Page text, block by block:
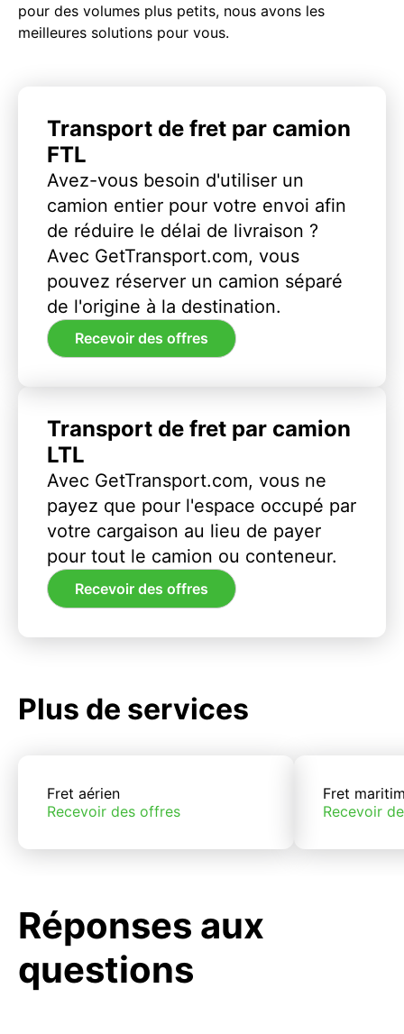
pour des volumes plus petits, nous avons les
meilleures solutions pour vous.
Transport de fret par camion
FTL
Avez-vous besoin d'utiliser un
camion entier pour votre envoi afin
de réduire le délai de livraison ?
Avec GetTransport.com, vous
pouvez réserver un camion séparé
de l'origine à la destination.
Recevoir des offres
Transport de fret par camion
LTL
Avec GetTransport.com, vous ne
payez que pour l'espace occupé par
votre cargaison au lieu de payer
pour tout le camion ou conteneur.
Recevoir des offres
Plus de services
Fret aérien
Recevoir des offres
Fret
Recevoir
Réponses aux
questions